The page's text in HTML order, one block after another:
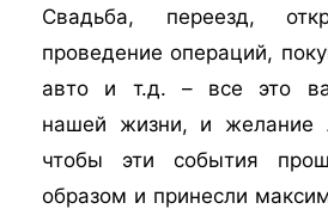
Свадьба, переезд,
проведение операций,
авто и т.д. – все это
нашей жизни, и желание
чтобы эти события
образом и принесли